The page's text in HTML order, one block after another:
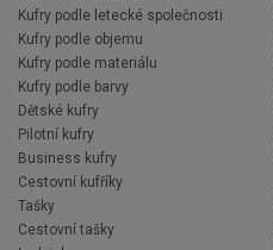
Kufry podle letecké společnosti
Kufry podle objemu
Kufry podle materiálu
Kufry podle barvy
Dětské kufry
Pilotní kufry
Business kufry
Cestovní kufříky
Tašky
Cestovní tašky